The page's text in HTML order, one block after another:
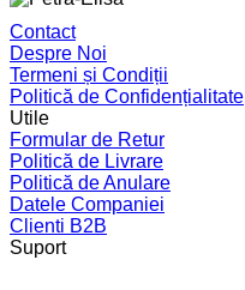
Contact
Despre Noi
Termeni și Condiții
Politică de Confidențialitate
Utile
Formular de Retur
Politică de Livrare
Politică de Anulare
Datele Companiei
Clienti B2B
Suport